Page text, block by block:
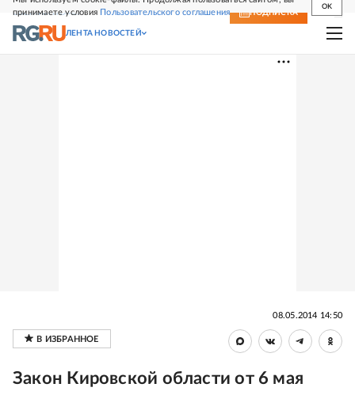
принимаете условия Пользовательского соглашения
OK
СВЕЖИЙ НОМЕР ПОДПИСКА
ЛЕНТА НОВОСТЕЙ
08.05.2014 14:50
Закон Кировской области от 6 мая